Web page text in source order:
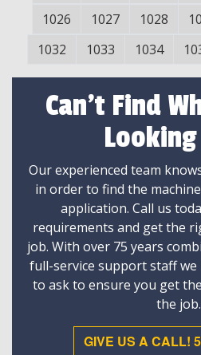
1026
1027 1028
1032
1033 1034
Can't Find
Our experienced team
in order to find the
application. Call us
requirements and get the
job. With over 75 years
full-service support staff
to ask to ensure you get
the job.
GIVE US A CALL!